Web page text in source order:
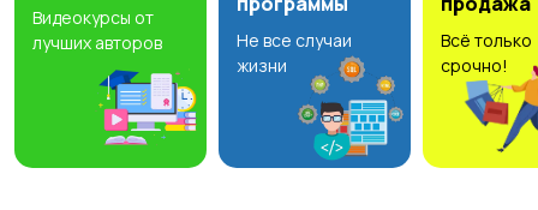
Свитеры и толстовки Спортивная одежда5
Видеокурсы от
лучших авторов
Не все случаи
жизни
Всё только
срочно!